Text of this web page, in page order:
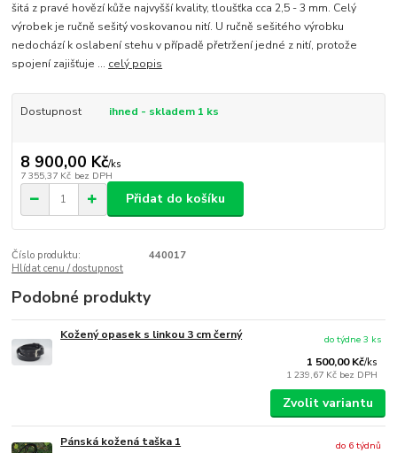
šitá z pravé hovězí kůže najvyšší kvality, tloušťka cca 2,5 - 3 mm. Celý
výrobek je ručně sešitý voskovanou nití. U ručně sešitého výrobku
nedochází k oslabení stehu v případě přetržení jedné z nití, protože
spojení zajišťuje ... celý popis
Dostupnost ihned - skladem 1 ks
8 900,00 Kč/ks
7 355,37 Kč bez DPH
Přidat do košíku
Číslo produktu:
440017
Hlídat cenu / dostupnost
Podobné produkty
Kožený opasek s linkou 3 cm černý
1 500,00 Kč/ks
1 239,67 Kč bez DPH
do týdne 3 ks
Zvolit variantu
Pánská kožená taška 1
do 6 týdnů